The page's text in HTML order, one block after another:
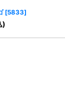
[5833]
)